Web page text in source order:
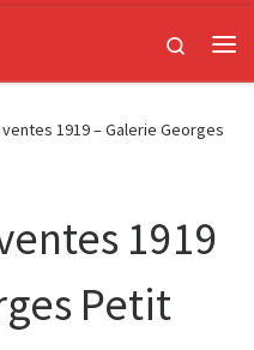
Search
1919 – Galerie Georges
1919
Petit